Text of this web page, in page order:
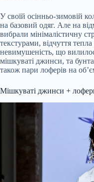
У своїй осінньо-зимовій
на базовий одяг. Але на
вибрали мінімалістичну
текстурами, відчуття тепла
невимушеність, що
мішкуваті джинси, та
також пари лоферів на
Мішкуваті джинси +